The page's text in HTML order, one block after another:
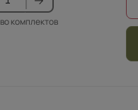
комплектов